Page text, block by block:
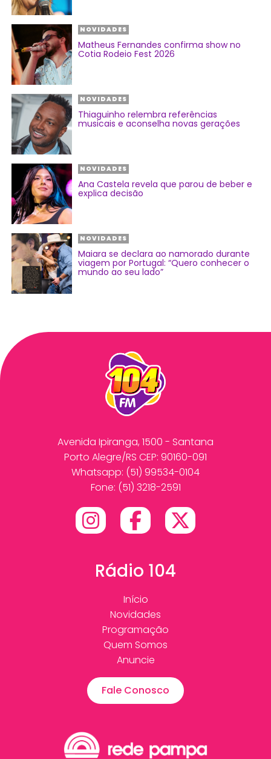
NOVIDADES
Matheus Fernandes confirma show no
Cotia Rodeio Fest 2026
NOVIDADES
Thiaguinho relembra referências
musicais e aconselha novas gerações
NOVIDADES
Ana Castela revela que parou de beber e
explica decisão
NOVIDADES
Maiara se declara ao namorado durante
viagem por Portugal: “Quero conhecer o
mundo ao seu lado”
Avenida Ipiranga, 1500 - Santana
Porto Alegre/RS CEP: 90160-091
Whatsapp: (51) 99534-0104
Fone: (51) 3218-2591
Rádio 104
Início
Novidades
Programação
Quem Somos
Anuncie
Fale Conosco